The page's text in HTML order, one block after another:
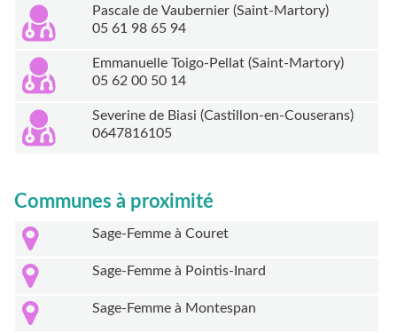
Pascale de Vaubernier (Saint-Martory)
05 61 98 65 94
Emmanuelle Toigo-Pellat (Saint-Martory)
05 62 00 50 14
Severine de Biasi (Castillon-en-Couserans)
0647816105
Communes à proximité
Sage-Femme à Couret
Sage-Femme à Pointis-Inard
Sage-Femme à Montespan